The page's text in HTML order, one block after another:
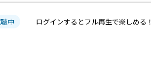
中 ログインするとフル再生で楽しめる！